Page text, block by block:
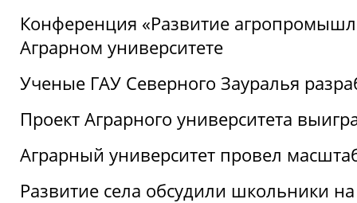
Конференция «Развитие
Аграрном университете
Ученые ГАУ Северного Зауралья
Проект Аграрного университета
Аграрный университет провел
Развитие села обсудили школьники